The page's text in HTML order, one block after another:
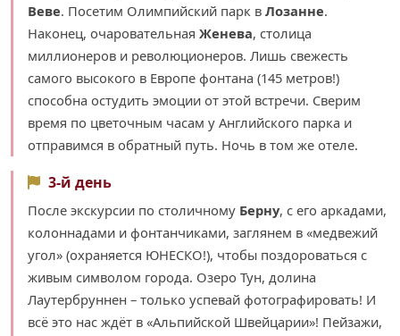
Веве. Посетим Олимпийский парк в Лозанне.
Наконец, очаровательная Женева, столица
миллионеров и революционеров. Лишь свежесть
самого высокого в Европе фонтана (145 метров!)
способна остудить эмоции от этой встречи. Сверим
время по цветочным часам у Английского парка и
отправимся в обратный путь. Ночь в том же отеле.
3-й день
После экскурсии по столичному Берну, с его аркадами,
колоннадами и фонтанчиками, заглянем в «медвежий
угол» (охраняется ЮНЕСКО!), чтобы поздороваться с
живым символом города. Озеро Тун, долина
Лаутербруннен – только успевай фотографировать! И
всё это нас ждёт в «Альпийской Швейцарии»! Пейзажи,